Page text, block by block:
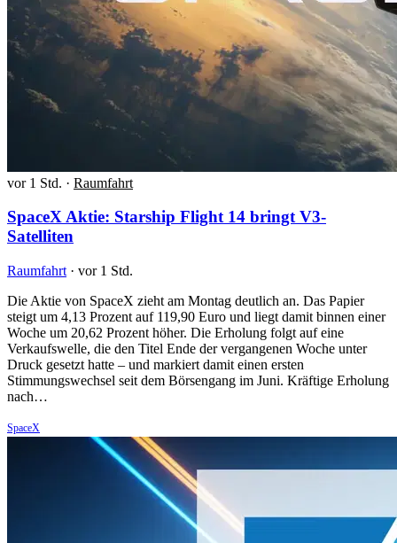
vor 1 Std. · Raumfahrt
SpaceX Aktie: Starship Flight 14 bringt V3-
Satelliten
Raumfahrt · vor 1 Std.
Die Aktie von SpaceX zieht am Montag deutlich an. Das Papier
steigt um 4,13 Prozent auf 119,90 Euro und liegt damit binnen einer
Woche um 20,62 Prozent höher. Die Erholung folgt auf eine
Verkaufswelle, die den Titel Ende der vergangenen Woche unter
Druck gesetzt hatte – und markiert damit einen ersten
Stimmungswechsel seit dem Börsengang im Juni. Kräftige Erholung
nach…
SpaceX